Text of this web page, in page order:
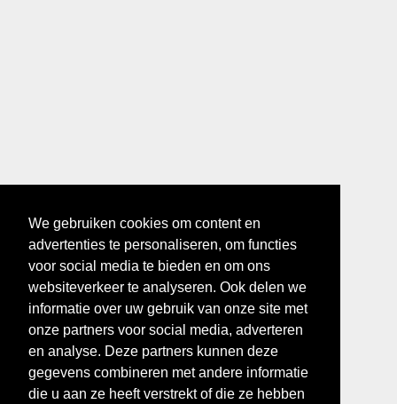
We gebruiken cookies om content en
advertenties te personaliseren, om functies
voor social media te bieden en om ons
websiteverkeer te analyseren. Ook delen we
informatie over uw gebruik van onze site met
onze partners voor social media, adverteren
en analyse. Deze partners kunnen deze
gegevens combineren met andere informatie
die u aan ze heeft verstrekt of die ze hebben